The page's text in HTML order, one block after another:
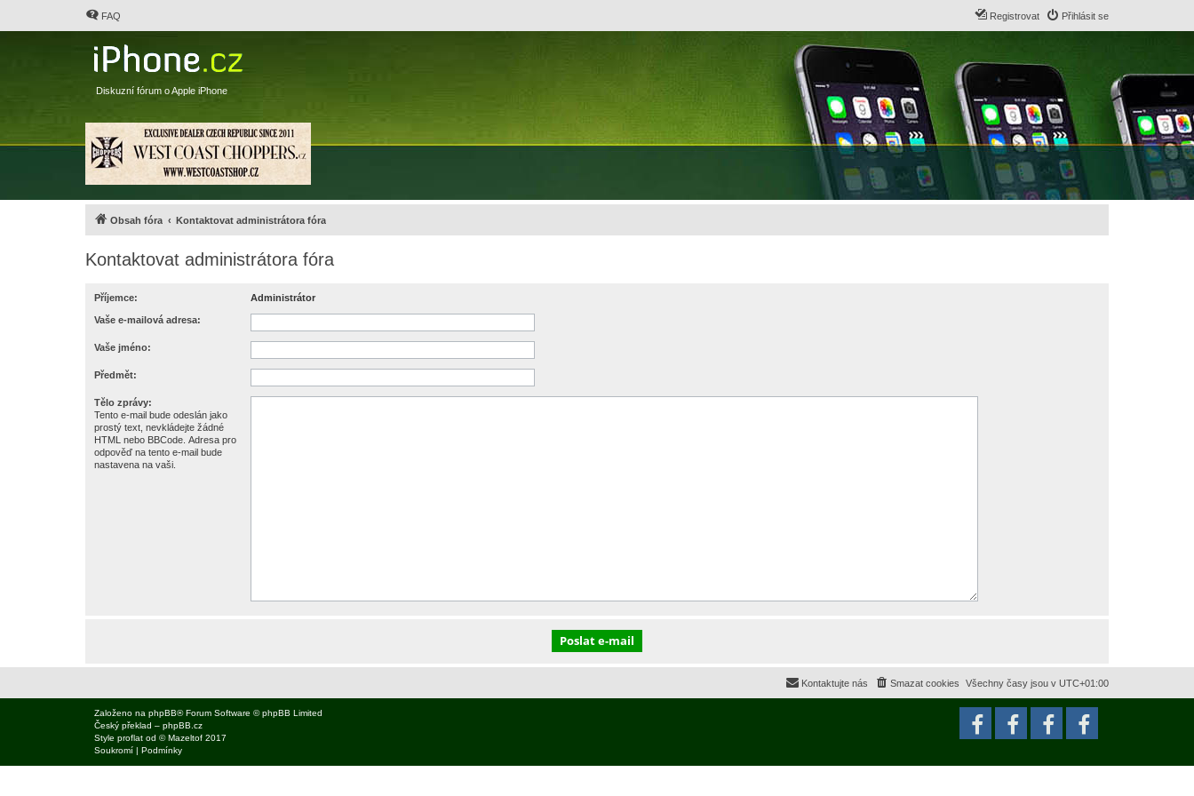
FAQ Přihlásit se
Registrovat
Diskuzní fórum o Apple iPhone
Obsah fóra Kontaktovat administrátora fóra
Kontaktovat administrátora fóra
Příjemce: Administrátor
Vaše e-mailová adresa:
Vaše jméno:
Předmět:
Tělo zprávy:
Tento e-mail bude odeslán jako
prostý text, nevkládejte žádné
HTML nebo BBCode. Adresa pro
odpověď na tento e-mail bude
nastavena na vaši.
Všechny časy jsou v UTC+01:00
Smazat cookies
Kontaktujte nás
Založeno na phpBB® Forum Software © phpBB Limited
Český překlad – phpBB.cz
Style proflat od ©Mazeltof 2017
Soukromí | Podmínky